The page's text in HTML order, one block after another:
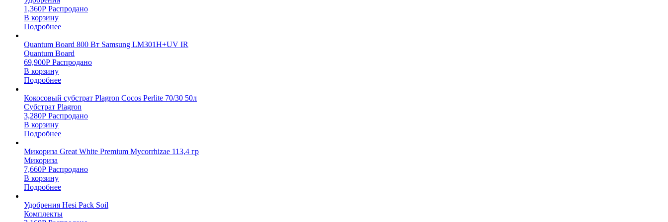
1,360Р Распродано
В корзину
Подробнее
Quantum Board 800 Вт Samsung LM301H+UV IR
Quantum Board
69,900Р Распродано
В корзину
Подробнее
Кокосовый субстрат Plagron Cocos Perlite 70/30 50л
Субстрат Plagron
3,280Р Распродано
В корзину
Подробнее
Микориза Great White Premium Mycorrhizae 113,4 гр
Микориза
7,660Р Распродано
В корзину
Подробнее
Удобрения Hesi Pack Soil
Комплекты